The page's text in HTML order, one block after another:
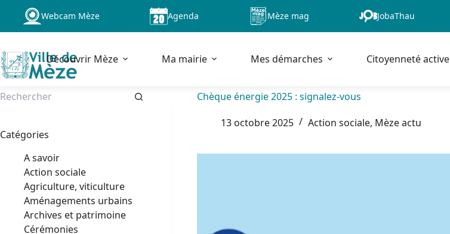
Passer
contenu
Webcam Mèze Agenda Mèze mag JobaThau
Découvrir Mèze Ma mairie Mes démarches Citoyenneté active
Chèque énergie 2025 : signalez-vous
13 octobre 2025
Action sociale, Mèze actu
Catégories
A savoir
Action sociale
Agriculture, viticulture
Aménagements urbains
Archives et patrimoine
Cérémonies